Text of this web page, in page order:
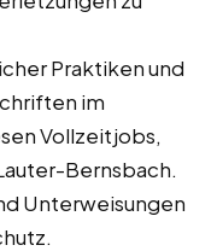
Praktiken und
im
Vollzeitjobs,
Bernsbach.
Unterweisungen